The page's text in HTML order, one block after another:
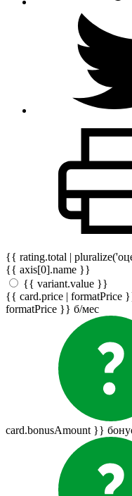
{{ rating.total |
{{ axis[0].name }}
{{ variant.value }}
{{ card.price | formatPrice
formatPrice }} б/мес
card.bonusAmount }}